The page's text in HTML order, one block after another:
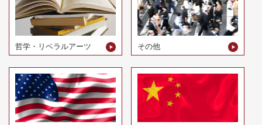
哲学・リベラルアーツ その他